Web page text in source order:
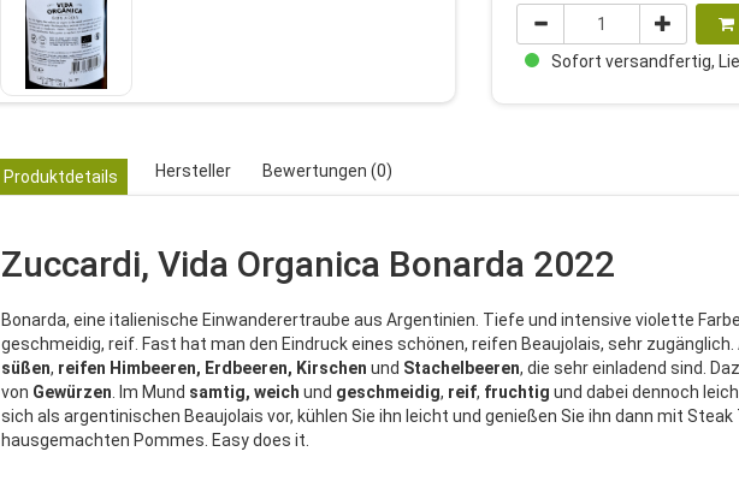
Sofort versandfertig,
Produktdetails Hersteller Bewertungen (0)
Zuccardi, Vida Organica Bonarda 2022
Bonarda, eine italienische Einwanderertraube aus Argentinien. Tiefe und intensive violette
geschmeidig, reif. Fast hat man den Eindruck eines schönen, reifen Beaujolais, sehr
süßen, reifen Himbeeren, Erdbeeren, Kirschen und Stachelbeeren, die sehr einladend sind.
von Gewürzen . Im Mund samtig, weich und geschmeidig, reif, fruchtig und dabei dennoch
sich als argentinischen Beaujolais vor, kühlen Sie ihn leicht und genießen Sie ihn dann mit Steak
hausgemachten Pommes. Easy does it.